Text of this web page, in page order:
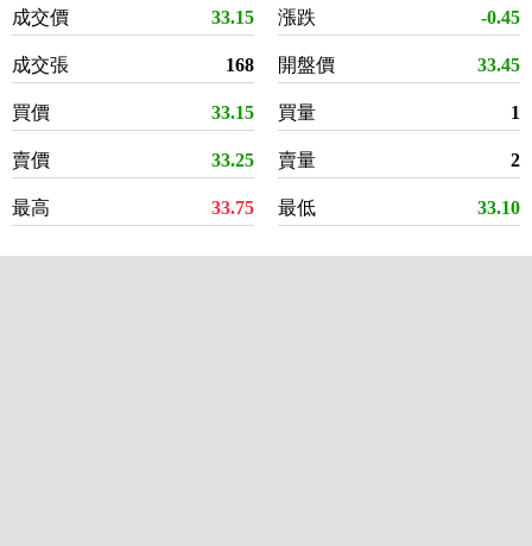
成交價 33.15
成交張 168
買價 33.15
賣價 33.25
最高 33.75
漲跌 -0.45
開盤價 33.45
買量 1
賣量 2
最低 33.10